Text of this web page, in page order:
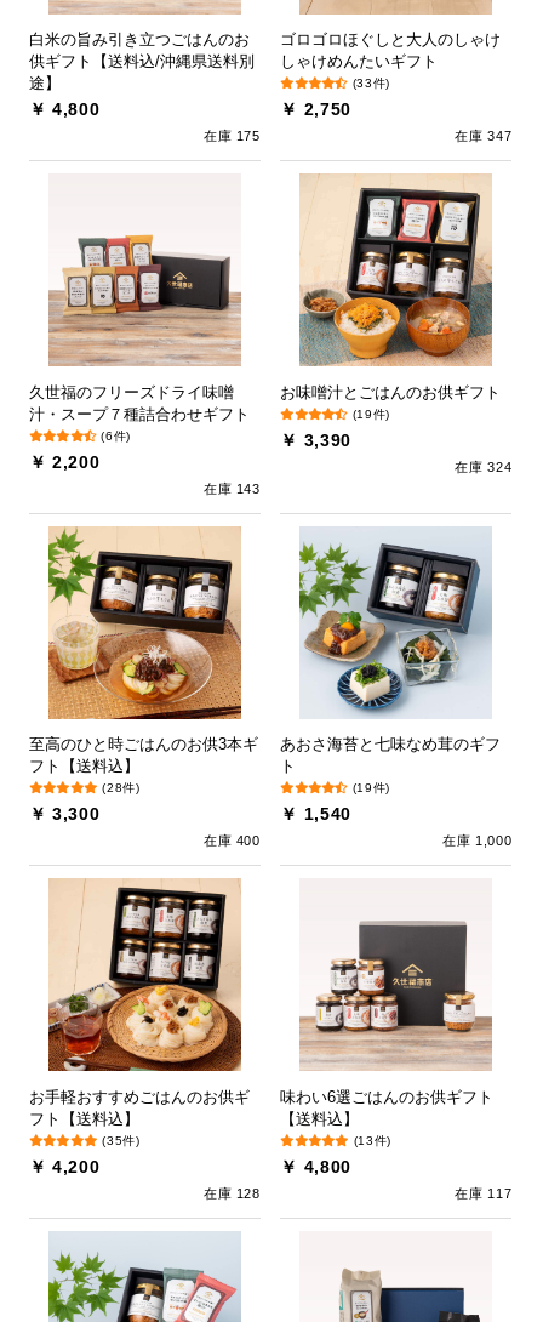
白米の旨み引き立つごはんのお
供ギフト【送料込/沖縄県送料別
途】
￥ 4,800
在庫 175
ゴロゴロほぐしと大人のしゃけ
しゃけめんたいギフト
(33件)
￥ 2,750
在庫 347
久世福のフリーズドライ味噌
汁・スープ７種詰合わせギフト
(6件)
￥ 2,200
在庫 143
お味噌汁とごはんのお供ギフト
(19件)
￥ 3,390
在庫 324
至高のひと時ごはんのお供3本ギ
フト【送料込】
(28件)
￥ 3,300
在庫 400
あおさ海苔と七味なめ茸のギフ
ト
(19件)
￥ 1,540
在庫 1,000
お手軽おすすめごはんのお供ギ
フト【送料込】
(35件)
￥ 4,200
在庫 128
味わい6選ごはんのお供ギフト
【送料込】
(13件)
￥ 4,800
在庫 117